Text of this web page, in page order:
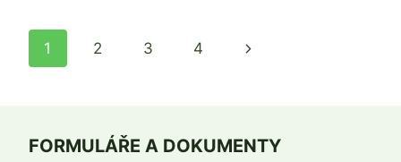
/
Navigace
1 2 3 4
Další
FORMULÁŘE A DOKUMENTY